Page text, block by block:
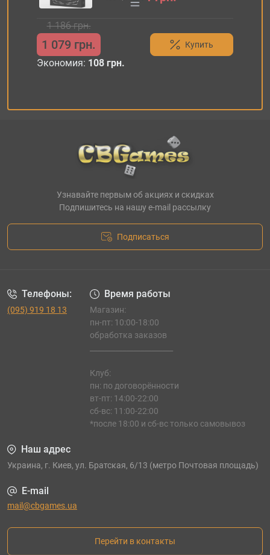
1 186 грн.
1 079 грн.
Экономия: 108 грн.
Купить
Узнавайте первым об акциях и скидках
Подпишитесь на нашу e-mail рассылку
Подписаться
Телефоны:
(095) 919 18 13
Время работы
Магазин:
пн-пт: 10:00-18:00
обработка заказов
Клуб:
пн: по договорённости
вт-пт: 14:00-22:00
сб-вс: 11:00-22:00
*после 18:00 и сб-вс только самовывоз
Наш адрес
Украина, г. Киев, ул. Братская, 6/13 (метро Почтовая площадь)
E-mail
mail@cbgames.ua
Перейти в контакты